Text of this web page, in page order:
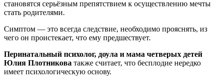
становятся серьёзным препятствием к осуществлению мечты
стать родителями.
Симптом — это всегда следствие, необходимо прояснять, из
чего он проистекает, что ему предшествует.
Перинатальный психолог, доула и мама четверых детей
Юлия Плотникова также считает, что бесплодие нередко
имеет психологическую основу.